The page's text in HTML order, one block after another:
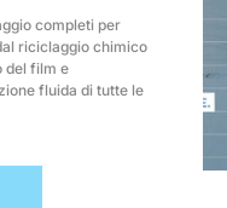
completi per
riciclaggio chimico
del film e
fluida di tutte le